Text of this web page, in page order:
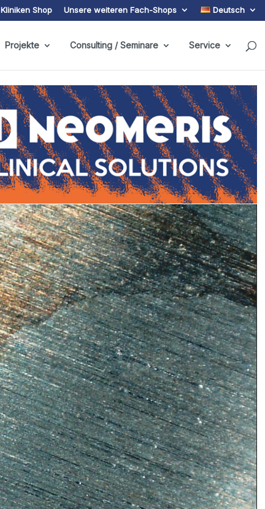
Kliniken Shop Unsere weiteren Fach-Shops Deutsch
Projekte Consulting / Seminare Service